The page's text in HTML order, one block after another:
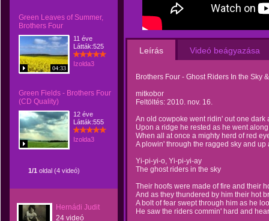
Green Leaves of Summer,
Brothers Four
04:33
11 éve
Látták:525
Izolda3
Green Fields - Brothers Four
(CD Quality)
12 éve
Látták:555
Izolda3
1/1 oldal (4 videó)
Hernádi Judit
24 videó
Leírás Videó beágyazása
Brothers Four - Ghost Riders In the Sky
mitkobor
Feltöltés: 2010. nov. 16.
An old cowpoke went ridin' out one dark
Upon a ridge he rested as he went
When all at once a mighty herd of red
A plowin' through the ragged sky and up
Yi-pi-yi-o, Yi-pi-yi-ay
The ghost riders in the sky
Their hoofs were made of fire and their
And as they thundered by him their hot
A bolt of fear swept through him as he
He saw the riders commin' hard and